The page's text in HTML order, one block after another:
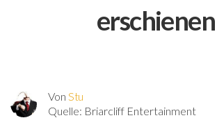
erschienen
Von Stu
Quelle: Briarcliff Entertainment